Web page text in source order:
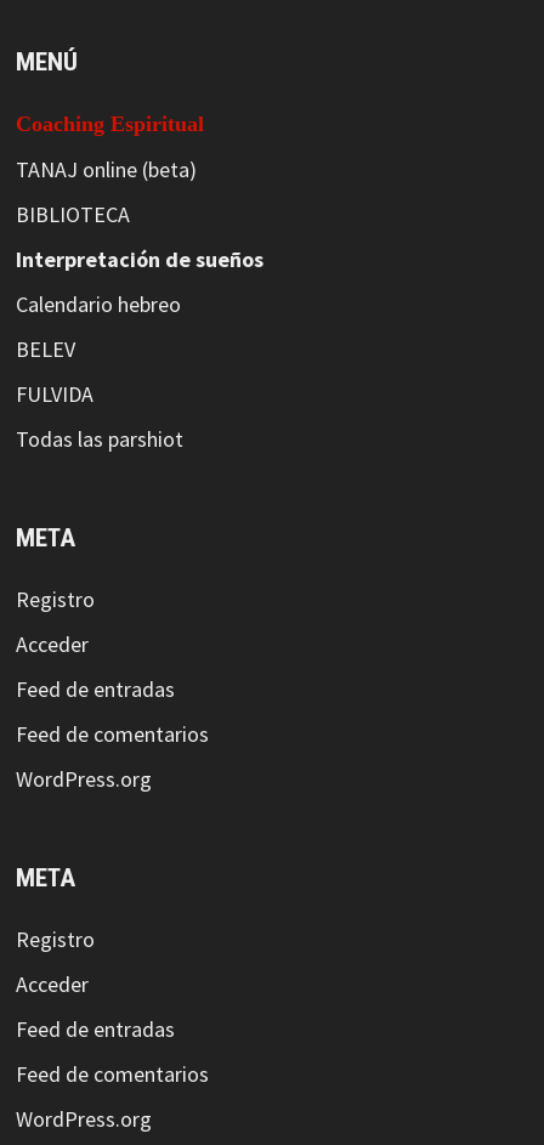
MENÚ
Coaching Espiritual
TANAJ online (beta)
BIBLIOTECA
Interpretación de sueños
Calendario hebreo
BELEV
FULVIDA
Todas las parshiot
META
Registro
Acceder
Feed de entradas
Feed de comentarios
WordPress.org
META
Registro
Acceder
Feed de entradas
Feed de comentarios
WordPress.org